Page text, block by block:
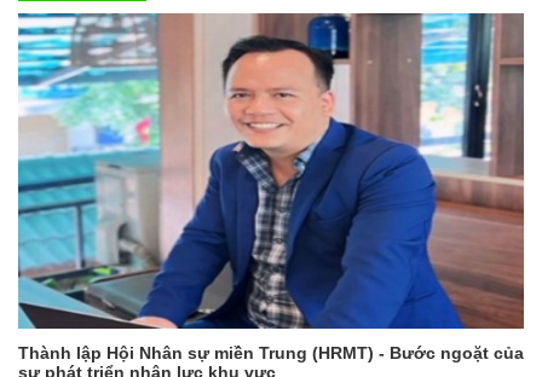
Thành lập Hội Nhân sự miền Trung (HRMT) - Bước ngoặt của
sự phát triển nhân lực khu vực